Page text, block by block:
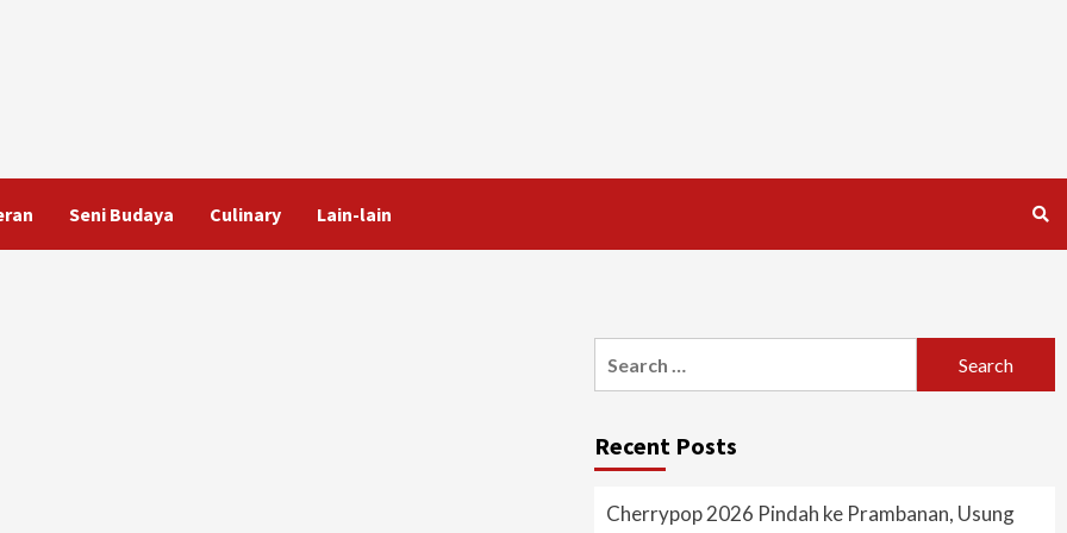
Seni Budaya Culinary Lain-lain
for:
Recent Posts
Cherrypop 2026 Pindah ke Prambanan, Usung